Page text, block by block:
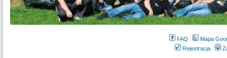
FAQ
Mapa
Rejestracja